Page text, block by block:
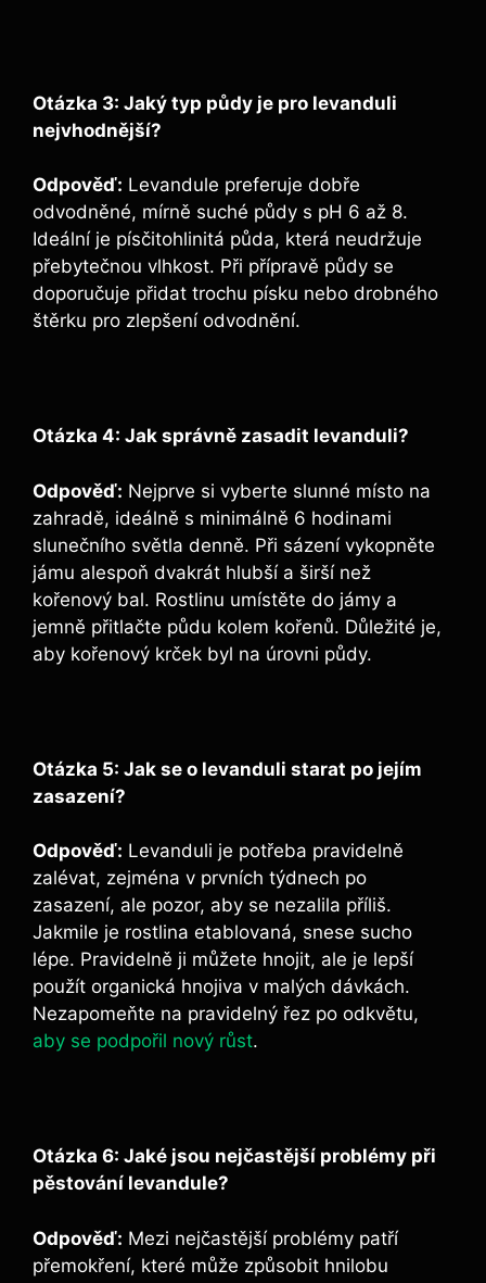
Otázka 3: Jaký typ půdy je pro levanduli
nejvhodnější?
Odpověď: Levandule preferuje dobře
odvodněné, mírně suché půdy s pH 6 až 8.
Ideální je písčitohlinitá půda, která neudržuje
přebytečnou vlhkost. Při přípravě půdy se
doporučuje přidat trochu písku nebo drobného
štěrku pro zlepšení odvodnění.
Otázka 4: Jak správně zasadit levanduli?
Odpověď: Nejprve si vyberte slunné místo na
zahradě, ideálně s minimálně 6 hodinami
slunečního světla denně. Při sázení vykopněte
jámu alespoň dvakrát hlubší a širší než
kořenový bal. Rostlinu umístěte do jámy a
jemně přitlačte půdu kolem kořenů. Důležité je,
aby kořenový krček byl na úrovni půdy.
Otázka 5: Jak se o levanduli starat po jejím
zasazení?
Odpověď: Levanduli je potřeba pravidelně
zalévat, zejména v prvních týdnech po
zasazení, ale pozor, aby se nezalila příliš.
Jakmile je rostlina etablovaná, snese sucho
lépe. Pravidelně ji můžete hnojit, ale je lepší
použít organická hnojiva v malých dávkách.
Nezapomeňte na pravidelný řez po odkvětu,
aby se podpořil nový růst.
Otázka 6: Jaké jsou nejčastější problémy při
pěstování levandule?
Odpověď: Mezi nejčastější problémy patří
přemokření, které může způsobit hnilobu